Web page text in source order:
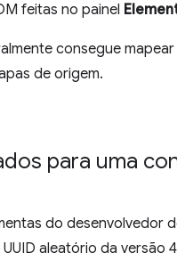
feitas no painel
consegue
de origem.
para uma
do desenvolvedor
aleatório da versão